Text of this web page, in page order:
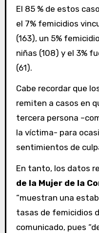
El 85 % de estos
el 7% femicidios
(163), un 5%
niñas (108) y el 3%
(61).
Cabe recordar que
remiten a casos en
tercera persona
la víctima- para
sentimientos de
En tanto, los datos
de la Mujer de la
“muestran una
tasas de femicidios
comunicado, pues